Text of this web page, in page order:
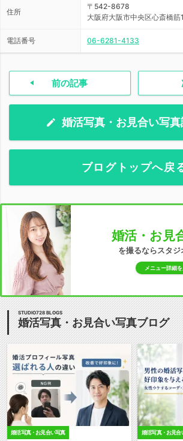
住所
〒542-8678
大阪府大阪市中央区心斎橋
電話番号 06-6281-4133
前の記事
婚活写真・お見合い写
ブログトップへ戻
婚活・お見
を撮るならスタジ
メニュー詳細
STUDIO728 BLOGS
婚活写真・お見合い写真ブログ
婚活写真・お見合い写真 婚活写真・お見合